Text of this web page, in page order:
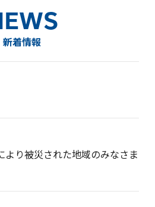
新着情報
より被災された地域のみなさま